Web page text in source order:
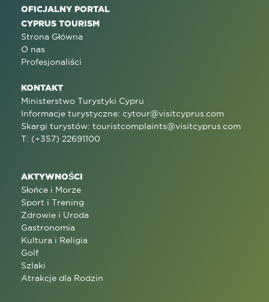
OFICJALNY PORTAL
CYPRUS TOURISM
Strona Główna
O nas
Profesjonaliści
KONTAKT
Ministerstwo Turystyki Cypru
Informacje turystyczne: cytour@visitcyprus.com
Skargi turystów: touristcomplaints@visitcyprus.com
T: (+357) 22691100
AKTYWNOŚCI
Słońce i Morze
Sport i Trening
Zdrowie i Uroda
Gastronomia
Kultura i Religia
Golf
Szlaki
Atrakcje dla Rodzin